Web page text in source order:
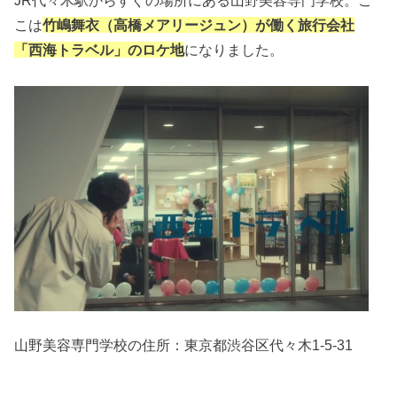
こは竹嶋舞衣（高橋メアリージュン）が働く旅行会社
「西海トラベル」のロケ地になりました。
山野美容専門学校の住所：東京都渋谷区代々木1-5-31